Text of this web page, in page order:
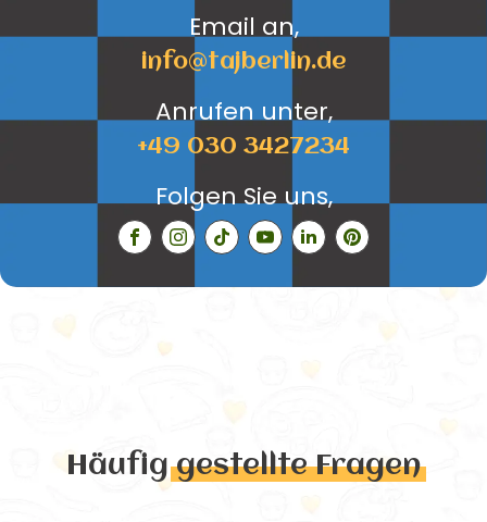
Email an,
info@tajberlin.de
Anrufen unter,
+49 030 3427234
Folgen Sie uns,
Häufiggestellte Fragen